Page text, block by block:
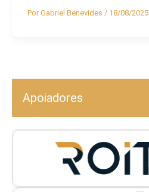
PorGabriel Benevides / 18/08/2025
Apoiadores